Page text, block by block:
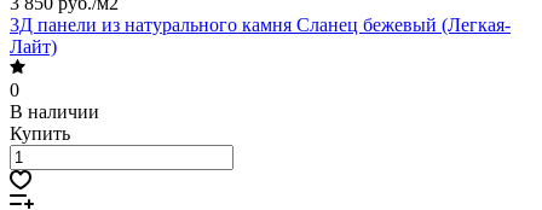
3Д панели из натурального камня Сланец бежевый (Легкая-
Лайт)
0
В наличии
Купить